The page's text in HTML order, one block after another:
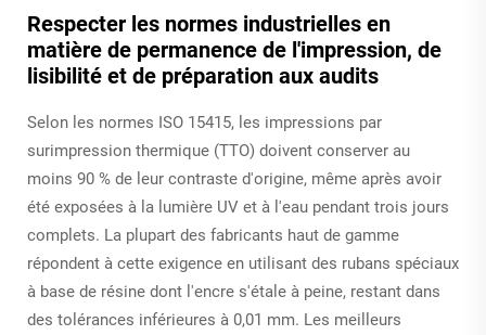
Respecter les normes industrielles en
matière de permanence de l'impression, de
lisibilité et de préparation aux audits
Selon les normes ISO 15415, les impressions par
surimpression thermique (TTO) doivent conserver au
moins 90 % de leur contraste d'origine, même après avoir
été exposées à la lumière UV et à l'eau pendant trois jours
complets. La plupart des fabricants haut de gamme
répondent à cette exigence en utilisant des rubans spéciaux
à base de résine dont l'encre s'étale à peine, restant dans
des tolérances inférieures à 0,01 mm. Les meilleurs